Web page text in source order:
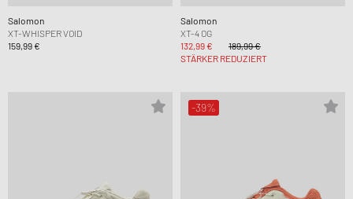
Salomon
XT-WHISPER VOID
159,99 €
Salomon
XT-4 OG
132,99 €
189,99 €
STÄRKER REDUZIERT
-39%